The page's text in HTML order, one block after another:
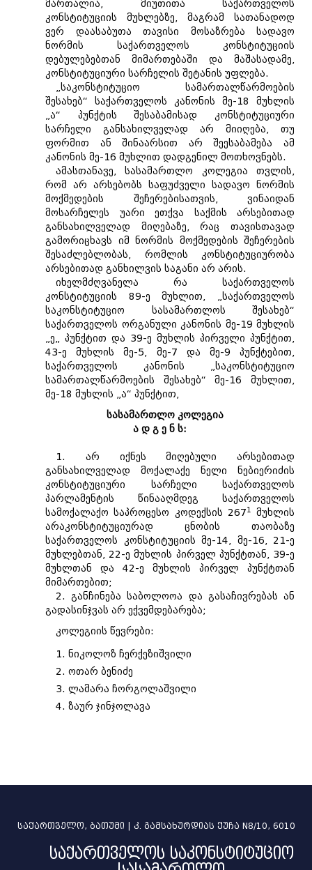
მართალია, მიუთითა საქართველოს
კონსტიტუციის მუხლებზე, მაგრამ სათანადოდ
ვერ დაასაბუთა თავისი მოსაზრება სადავო
ნორმის საქართველოს კონსტიტუციის
დებულებებთან მიმართებაში და მაშასადამე,
კონსტიტუციური სარჩელის შეტანის უფლება.
„საკონსტიტუციო სამართალწარმოების
შესახებ“ საქართველოს კანონის მე-18 მუხლის
„ა“ პუნქტის შესაბამისად კონსტიტუციური
სარჩელი განსახილველად არ მიიღება, თუ
ფორმით ან შინაარსით არ შეესაბამება ამ
კანონის მე-16 მუხლით დადგენილ მოთხოვნებს.
ამასთანავე, სასამართლო კოლეგია თვლის,
რომ არ არსებობს საფუძველი სადავო ნორმის
მოქმედების შეჩერებისათვის, ვინაიდან
მოსარჩელეს უარი ეთქვა საქმის არსებითად
განსახილველად მიღებაზე, რაც თავისთავად
გამორიცხავს იმ ნორმის მოქმედების შეჩერების
შესაძლებლობას, რომლის კონსტიტუციურობა
არსებითად განხილვის საგანი არ არის.
იხელმძღვანელა რა საქართველოს
კონსტიტუციის 89-ე მუხლით, „საქართველოს
საკონსტიტუციო სასამართლოს შესახებ“
საქართველოს ორგანული კანონის მე-19 მუხლის
„ე„ პუნქტით და 39-ე მუხლის პირველი პუნქტით,
43-ე მუხლის მე-5, მე-7 და მე-9 პუნქტებით,
საქართველოს კანონის „საკონსტიტუციო
სამართალწარმოების შესახებ“ მე-16 მუხლით,
მე-18 მუხლის „ა“ პუნქტით,
სასამართლო კოლეგია
ა დ გ ე ნ ს:
1. არ იქნეს მიღებული არსებითად
განსახილველად მოქალაქე ნელი ნებიერიძის
კონსტიტუციური სარჩელი საქართველოს
პარლამენტის წინააღმდეგ საქართველოს
სამოქალაქო საპროცესო კოდექსის 2671 მუხლის
არაკონსტიტუციურად ცნობის თაობაზე
საქართველოს კონსტიტუციის მე-14, მე-16, 21-ე
მუხლებთან, 22-ე მუხლის პირველ პუნქტთან, 39-ე
მუხლთან და 42-ე მუხლის პირველ პუნქტთან
მიმართებით;
2. განჩინება საბოლოოა და გასაჩივრებას ან
გადასინჯვას არ ექვემდებარება;
კოლეგიის წევრები:
1. ნიკოლოზ ჩერქეზიშვილი
2. ოთარ ბენიძე
3. ლამარა ჩორგოლაშვილი
4. ზაურ ჯინჯოლავა
საქართველო, ბათუმი | კ. გამსახურდიას ქუჩა N8/10, 6010
საქართველოს საკონსტიტუციო